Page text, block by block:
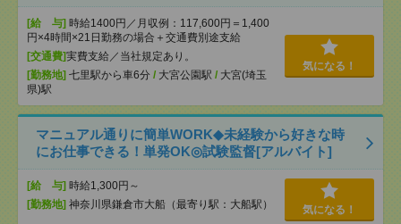
[給 与] 時給1400円／月収例：117,600円＝1,400
円×4時間×21日勤務の場合＋交通費別途支給
[交通費]実費支給／当社規定あり。
[勤務地] 七里駅から車6分 / 大宮公園駅 / 大宮(埼玉
県)駅
気になる！
マニュアル通りに簡単WORK◆未経験から好きな時
にお仕事できる！単発OK◎試験監督[アルバイト]
[給 与] 時給1,300円～
[勤務地] 神奈川県鎌倉市大船（最寄り駅：大船駅） 気になる！